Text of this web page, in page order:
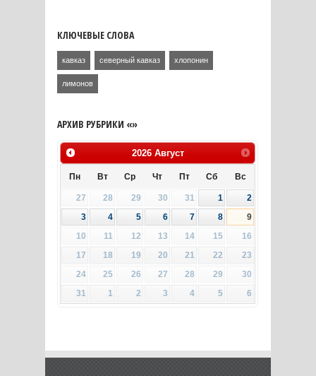
КЛЮЧЕВЫЕ СЛОВА
кавказ северный кавказ хлопонин
лимонов
АРХИВ РУБРИКИ «»
2026 Август
Пн Вт Ср Чт Пт Сб Вс
27 28 29 30 31 1
2
3
4 5 6 7 8
9
10
11 12 13 14 15
16
17
18 19 20 21 22
23
24
25 26 27 28 29
30
31
1 2 3 4 5 6